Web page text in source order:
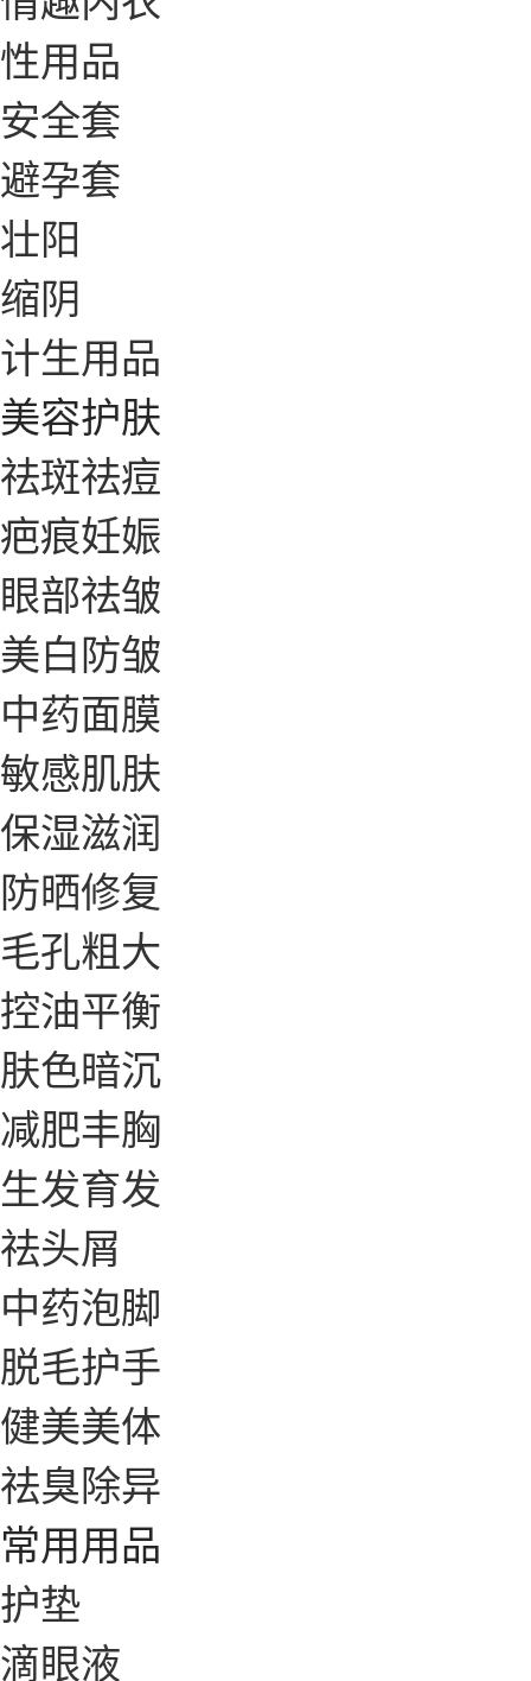
性用品
安全套
避孕套
壮阳
缩阴
计生用品
美容护肤
祛斑祛痘
疤痕妊娠
眼部祛皱
美白防皱
中药面膜
敏感肌肤
保湿滋润
防晒修复
毛孔粗大
控油平衡
肤色暗沉
减肥丰胸
生发育发
祛头屑
中药泡脚
脱毛护手
健美美体
祛臭除异
常用用品
护垫
滴眼液